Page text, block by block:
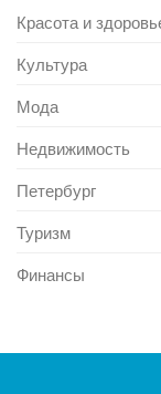
Красота и
Культура
Мода
Недвижимость
Петербург
Туризм
Финансы